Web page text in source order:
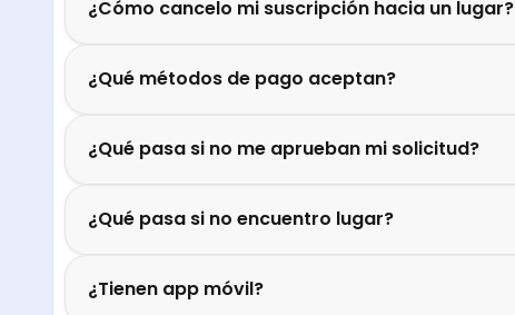
¿Cómo cancelo mi suscripción hacia un lugar?
¿Qué métodos de pago aceptan?
¿Qué pasa si no me aprueban mi solicitud?
¿Qué pasa si no encuentro lugar?
¿Tienen app móvil?